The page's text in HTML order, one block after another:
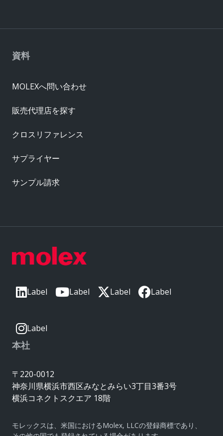
Label Label Label Label
Label
本社
〒220-0012
神奈川県横浜市西区みなとみらい3丁目3番3号
横浜コネクトスクエア 18階
モレックスは、米国におけるMolex, LLCの登録商標であり、
資料
MOLEXへ問い合わせ
販売代理店を探す
クロスリファレンス
サプライヤー
サンプル請求